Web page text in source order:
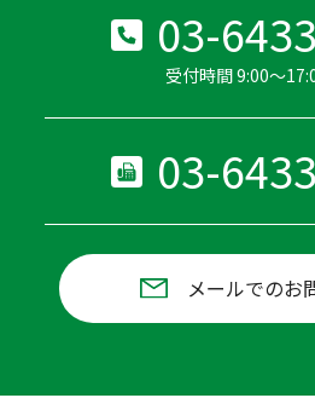
03-
受付時間 9:00～
03-
メールでのお